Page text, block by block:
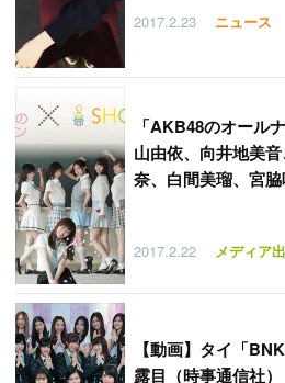
2017.2.23 ニュース
「AKB48のオール
山由依、向井地美
奈、白間美瑠、宮
2017.2.22 メディア
【動画】タイ「
露目（時事通信社）